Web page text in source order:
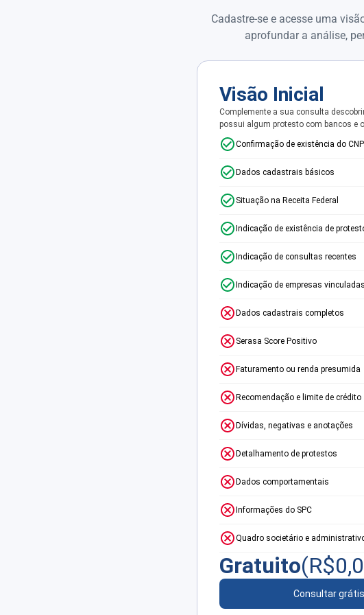
Cadastre-se e acesse uma
aprofundar a análise,
Visão Inicial
Complemente a sua consulta
possui algum protesto com bancos e
Confirmação de existência do
Dados cadastrais básicos
Situação na Receita Federal
Indicação de existência de
Indicação de consultas recentes
Indicação de empresas vinculadas
Dados cadastrais completos
Serasa Score Positivo
Faturamento ou renda presumida
Recomendação e limite de crédito
Dívidas, negativas e anotações
Detalhamento de protestos
Dados comportamentais
Informações do SPC
Quadro societário e
Gratuito(R$
Consultar grátis